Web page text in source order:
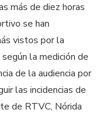
más de diez horas
se han
vistos por la
la medición de
de la audiencia por
las incidencias de
de RTVC, Nórida